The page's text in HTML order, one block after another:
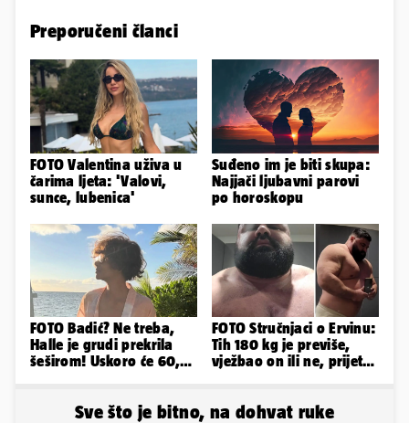
Preporučeni članci
FOTO Valentina uživa u
čarima ljeta: 'Valovi,
sunce, lubenica'
Suđeno im je biti skupa:
Najjači ljubavni parovi
po horoskopu
FOTO Badić? Ne treba,
Halle je grudi prekrila
šeširom! Uskoro će 60,
FOTO Stručnjaci o Ervinu:
Tih 180 kg je previše,
vježbao on ili ne, prijete
Sve što je bitno, na dohvat ruke